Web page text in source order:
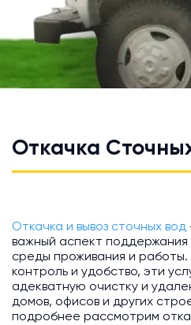
Откачка
Откачка и вывоз сточных вод
важный аспект поддержания
среды проживания и
контроль и удобство, эти
адекватную очистку и
домов, офисов и других
подробнее рассмотрим